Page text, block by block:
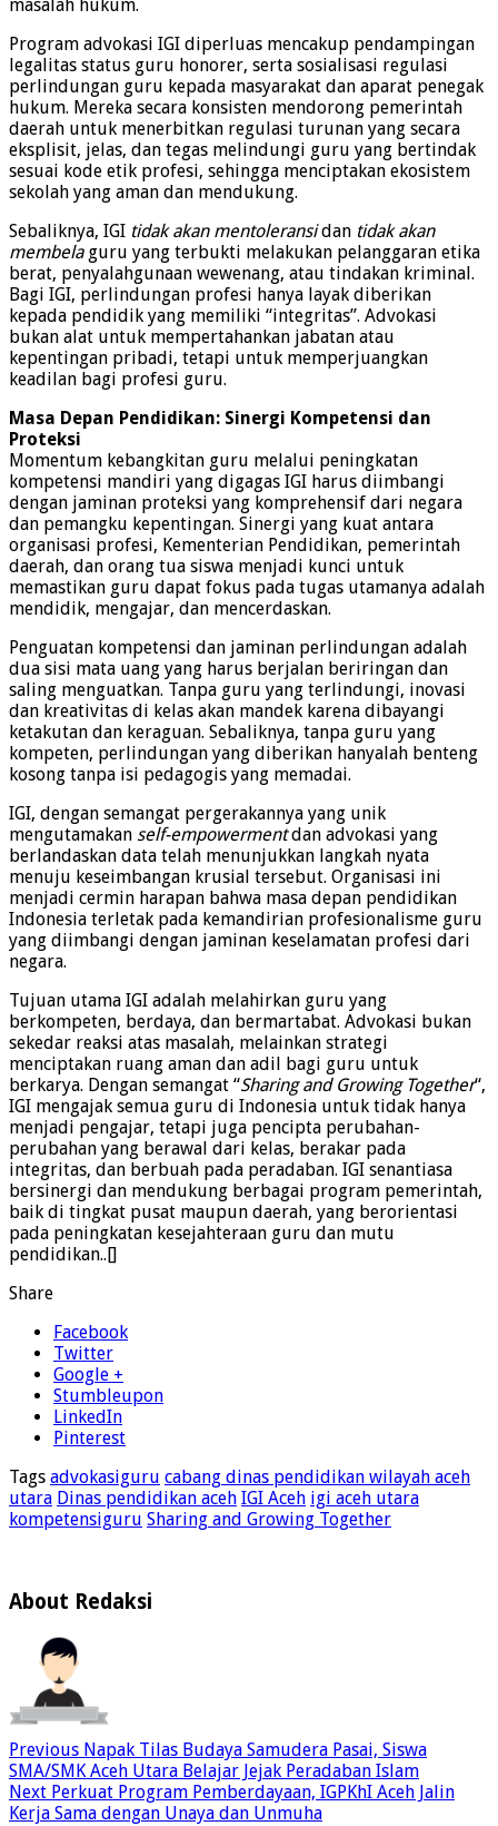
masalah hukum.
Program advokasi IGI diperluas mencakup pendampingan
legalitas status guru honorer, serta sosialisasi regulasi
perlindungan guru kepada masyarakat dan aparat penegak
hukum. Mereka secara konsisten mendorong pemerintah
daerah untuk menerbitkan regulasi turunan yang secara
eksplisit, jelas, dan tegas melindungi guru yang bertindak
sesuai kode etik profesi, sehingga menciptakan ekosistem
sekolah yang aman dan mendukung.
Sebaliknya, IGI tidak akan mentoleransidan tidak akan
membelaguru yang terbukti melakukan pelanggaran etika
berat, penyalahgunaan wewenang, atau tindakan kriminal.
Bagi IGI, perlindungan profesi hanya layak diberikan
kepada pendidik yang memiliki “integritas”. Advokasi
bukan alat untuk mempertahankan jabatan atau
kepentingan pribadi, tetapi untuk memperjuangkan
keadilan bagi profesi guru.
Masa Depan Pendidikan: Sinergi Kompetensi dan
Proteksi
Momentum kebangkitan guru melalui peningkatan
kompetensi mandiri yang digagas IGI harus diimbangi
dengan jaminan proteksi yang komprehensif dari negara
dan pemangku kepentingan. Sinergi yang kuat antara
organisasi profesi, Kementerian Pendidikan, pemerintah
daerah, dan orang tua siswa menjadi kunci untuk
memastikan guru dapat fokus pada tugas utamanya adalah
mendidik, mengajar, dan mencerdaskan.
Penguatan kompetensi dan jaminan perlindungan adalah
dua sisi mata uang yang harus berjalan beriringan dan
saling menguatkan. Tanpa guru yang terlindungi, inovasi
dan kreativitas di kelas akan mandek karena dibayangi
ketakutan dan keraguan. Sebaliknya, tanpa guru yang
kompeten, perlindungan yang diberikan hanyalah benteng
kosong tanpa isi pedagogis yang memadai.
IGI, dengan semangat pergerakannya yang unik
mengutamakan self-empowermentdan advokasi yang
berlandaskan data telah menunjukkan langkah nyata
menuju keseimbangan krusial tersebut. Organisasi ini
menjadi cermin harapan bahwa masa depan pendidikan
Indonesia terletak pada kemandirian profesionalisme guru
yang diimbangi dengan jaminan keselamatan profesi dari
negara.
Tujuan utama IGI adalah melahirkan guru yang
berkompeten, berdaya, dan bermartabat. Advokasi bukan
sekedar reaksi atas masalah, melainkan strategi
menciptakan ruang aman dan adil bagi guru untuk
berkarya. Dengan semangat “Sharing and Growing Together“,
IGI mengajak semua guru di Indonesia untuk tidak hanya
menjadi pengajar, tetapi juga pencipta perubahan-
perubahan yang berawal dari kelas, berakar pada
integritas, dan berbuah pada peradaban. IGI senantiasa
bersinergi dan mendukung berbagai program pemerintah,
baik di tingkat pusat maupun daerah, yang berorientasi
pada peningkatan kesejahteraan guru dan mutu
pendidikan..[]
Share
Facebook
Twitter
Google +
Stumbleupon
LinkedIn
Pinterest
Tags advokasiguru cabang dinas pendidikan wilayah aceh
utara Dinas pendidikan aceh IGI Aceh igi aceh utara
kompetensiguru Sharing and Growing Together
About Redaksi
Previous Napak Tilas Budaya Samudera Pasai, Siswa
SMA/SMK Aceh Utara Belajar Jejak Peradaban Islam
Next Perkuat Program Pemberdayaan, IGPKhI Aceh Jalin
Kerja Sama dengan Unaya dan Unmuha